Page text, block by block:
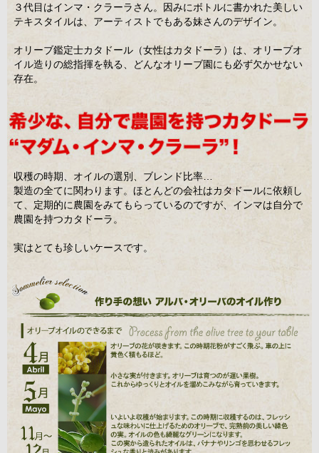
３代目はインマ・クラーラさん。因みにボトルに書かれた美しい
テキスタイルは、アーティストでもある妹さんのデザイン。
オリーブ鑑定士カタドール（女性はカタドーラ）は、オリーブオ
イル造りの総指揮を執る、どんなオリーブ園にも必ず欠かせない
存在。
収穫の時期、オイルの選別、ブレンド比率…
製造の全てに関わります。ほとんどの会社はカタドールに依頼し
て、定期的に農園をみてもらっているのですが、インマは自分で
農園を持つカタドーラ。
実はとても珍しいケースです。